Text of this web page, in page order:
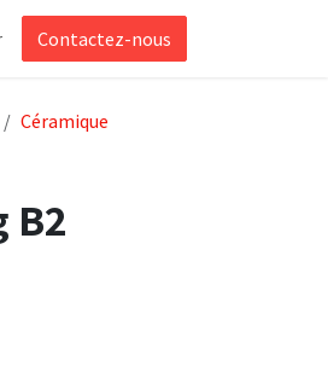
Contactez-nous
Céramique
B2